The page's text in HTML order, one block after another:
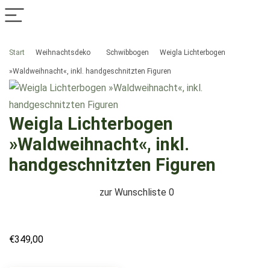
Start Weihnachtsdeko Schwibbogen Weigla Lichterbogen
»Waldweihnacht«, inkl. handgeschnitzten Figuren
Weigla Lichterbogen
»Waldweihnacht«, inkl.
handgeschnitzten Figuren
zur Wunschliste 0
€349,00